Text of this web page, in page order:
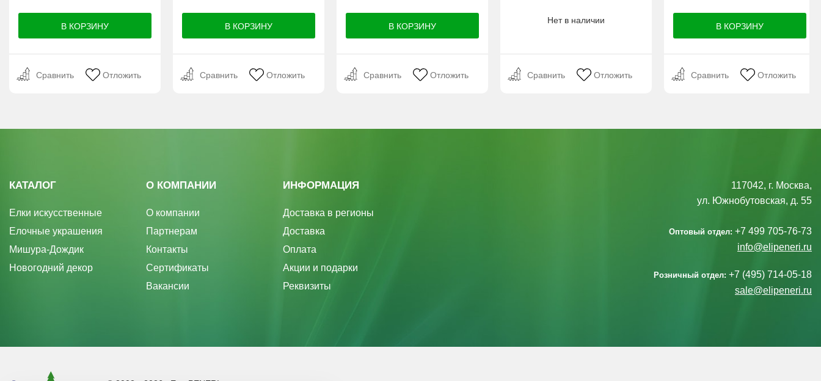
Сравнить Отложить Сравнить Отложить Сравнить Отложить
Нет в наличии
Сравнить Отложить Сравнить Отложить
КАТАЛОГ
Елки искусственные
Елочные украшения
Мишура-Дождик
Новогодний декор
О КОМПАНИИ
О компании
Партнерам
Контакты
Сертификаты
Вакансии
ИНФОРМАЦИЯ
Доставка в регионы
Доставка
Оплата
Акции и подарки
Реквизиты
117042, г. Москва,
ул. Южнобутовская, д. 55
Оптовый отдел: +7 499 705-76-73
info@elipeneri.ru
Розничный отдел: +7 (495) 714-05-18
sale@elipeneri.ru